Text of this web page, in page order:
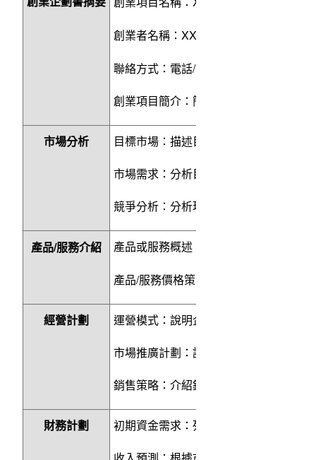
創業項目名稱：
創業者名稱：XX
聯絡方式：電話/電子郵件
創業項目簡介：簡要說明創業項目的概
市場分析 目標市場：描述目標客群及其特性，分
市場需求：分析目標市場的需求，強調
競爭分析：分析現有競爭對手的優勢與
產品/服務介紹 產品或服務概述：詳細描述主要產品或
產品/服務價格策略：說明定價策略及其
經營計劃 運營模式：說明企業的運營方式，如線
市場推廣計劃：詳細描述如何推廣產品
銷售策略：介紹銷售渠道及方法，說明
財務計劃 初期資金需求：列出創業初期的資金需